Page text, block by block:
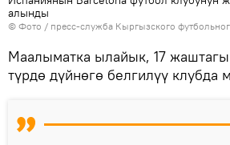
алынды
© Фото / пресс-служба Кыргызского
Маалыматка ылайык, 17
түрдө дүйнөгө белгилүү клубда